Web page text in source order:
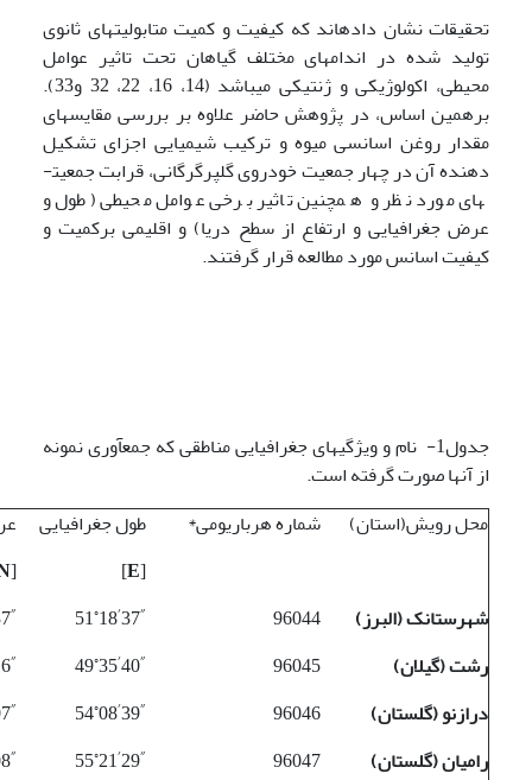
تحقیقات نشان داده­اند که کیفیت و کمیت متابولیت­های ثانوی
تولید شده در اندام­های مختلف گیاهان تحت تاثیر عوامل
محیطی، اکولوژیکی و ژنتیکی می­باشد (14، 16، 22، 32 و33).
برهمین اساس، در پژوهش حاضر علاوه بر بررسی مقایسه­ای
مقدار روغن اسانسی میوه و ترکیب شیمیایی اجزای تشکیل
دهنده آن در چهار جمعیت خودروی گلپرگرگانی، قرابت جمعیت­
های مورد نظر و همچنین تاثیر برخی عوامل محیطی (طول و
عرض جغرافیایی و ارتفاع از سطح دریا) و اقلیمی برکمیت و
کیفیت اسانس مورد مطالعه قرار گرفتند.
جدول1- نام و ویژگی­های جغرافیایی مناطقی که جمع­آوری نمونه
از آن­ها صورت گرفته است.
محل رویش(استان)
شماره هرباریومی*
طول جغرافیایی
[
E
]
[
شهرستانک (البرز)
96044 ״37׳18
◦
51 ״
رشت (گیلان)
96045 ״40׳35
◦
49 ״
درازنو (گلستان)
96046 ״39׳08
◦
54 ״
رامیان (گلستان)
96047 ״29׳21
◦
55 ״